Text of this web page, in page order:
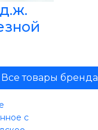
Все товары бренда